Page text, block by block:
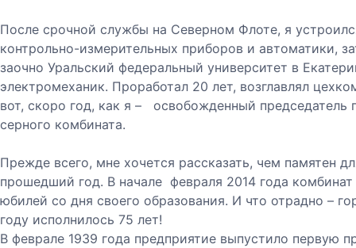
После срочной службы на Северном Флоте, я
контрольно-измерительных приборов и автоматики,
заочно Уральский федеральный университет в
электромеханик. Проработал 20 лет, возглавлял
вот, скоро год, как я – освобожденный
серного комбината.
Прежде всего, мне хочется рассказать, чем памятен
прошедший год. В начале февраля 2014 года
юбилей со дня своего образования. И что отрадно –
году исполнилось 75 лет!
В феврале 1939 года предприятие выпустило первую